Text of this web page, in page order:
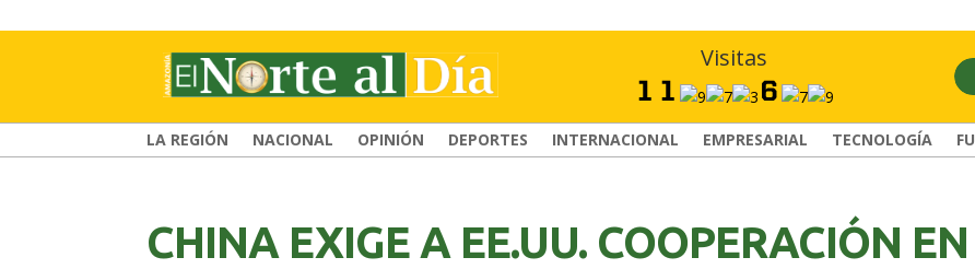
Visitas
LA REGIÓN NACIONAL OPINIÓN DEPORTES INTERNACIONAL EMPRESARIAL TECNOLOGÍA
CHINA EXIGE A EE.UU. COOPERACIÓN EN